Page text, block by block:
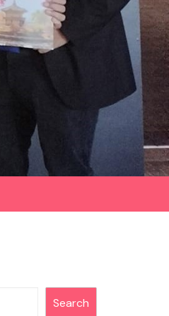
Search